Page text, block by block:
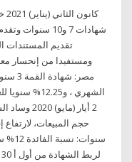
شهادات 7 و10
تقديم المستندات
الشهري ،
2 أيار